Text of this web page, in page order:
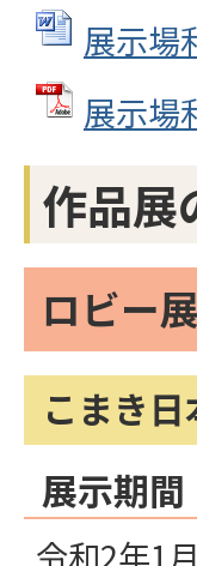
展示場
展示場
作品展
ロビー
こまき
展示期間
令和2年1